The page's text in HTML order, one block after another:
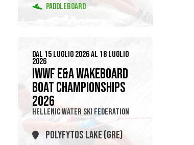
PADDLEBOARD
DAL 15 LUGLIO 2026 AL 18 LUGLIO
2026
IWWF E&A WAKEBOARD
BOAT CHAMPIONSHIPS
2026
HELLENIC WATER SKI FEDERATION
POLYFYTOS LAKE (GRE)